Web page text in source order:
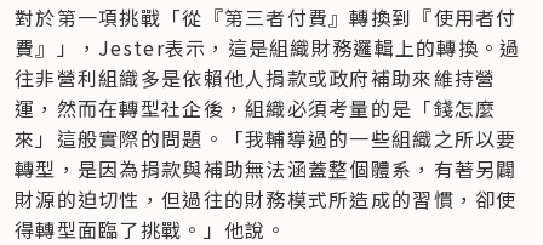
對於第一項挑戰「從『第三者付費』轉換到『使用者付
費』」，Jester表示，這是組織財務邏輯上的轉換。過
往非營利組織多是依賴他人捐款或政府補助來維持營
運，然而在轉型社企後，組織必須考量的是「錢怎麼
來」這般實際的問題。「我輔導過的一些組織之所以要
轉型，是因為捐款與補助無法涵蓋整個體系，有著另闢
財源的迫切性，但過往的財務模式所造成的習慣，卻使
得轉型面臨了挑戰。」他說。